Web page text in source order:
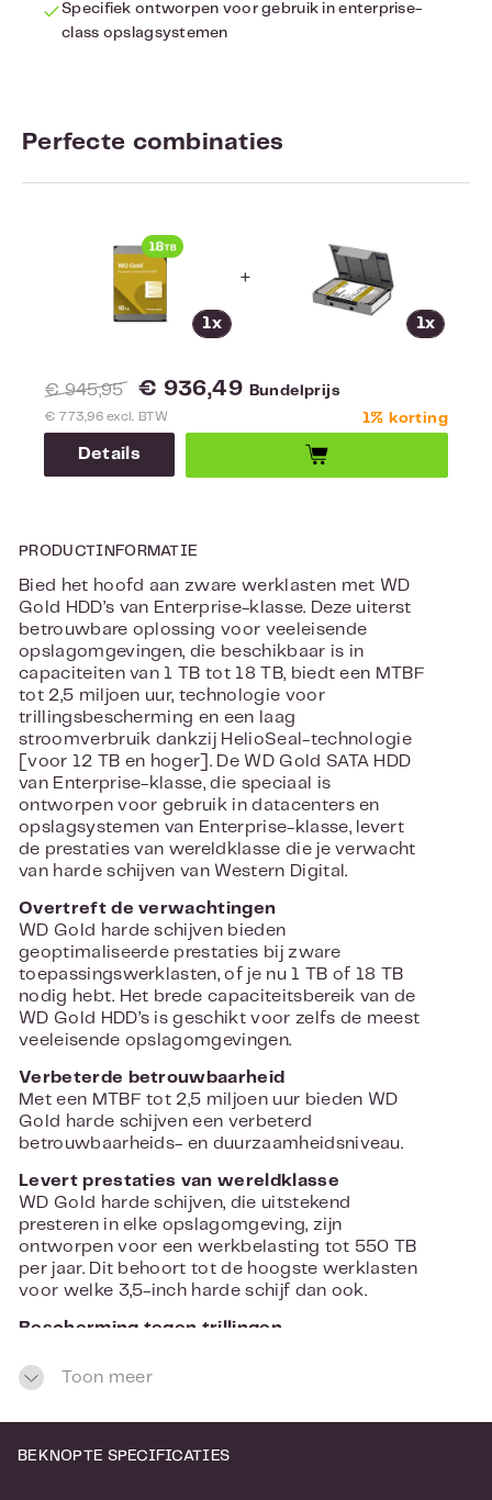
Specifiek ontworpen voor gebruik in enterprise-
class opslagsystemen
Perfecte combinaties
+
1x 1x
€ 945,95 € 936,49 Bundelprijs
€ 773,96 excl. BTW 1% korting
Details
PRODUCTINFORMATIE
Bied het hoofd aan zware werklasten met WD
Gold HDD’s van Enterprise-klasse. Deze uiterst
betrouwbare oplossing voor veeleisende
opslagomgevingen, die beschikbaar is in
capaciteiten van 1 TB tot 18 TB, biedt een MTBF
tot 2,5 miljoen uur, technologie voor
trillingsbescherming en een laag
stroomverbruik dankzij HelioSeal-technologie
[voor 12 TB en hoger]. De WD Gold SATA HDD
van Enterprise-klasse, die speciaal is
ontworpen voor gebruik in datacenters en
opslagsystemen van Enterprise-klasse, levert
de prestaties van wereldklasse die je verwacht
van harde schijven van Western Digital.
Overtreft de verwachtingen
WD Gold harde schijven bieden
geoptimaliseerde prestaties bij zware
toepassingswerklasten, of je nu 1 TB of 18 TB
nodig hebt. Het brede capaciteitsbereik van de
WD Gold HDD’s is geschikt voor zelfs de meest
veeleisende opslagomgevingen.
Verbeterde betrouwbaarheid
Met een MTBF tot 2,5 miljoen uur bieden WD
Gold harde schijven een verbeterd
betrouwbaarheids- en duurzaamheidsniveau.
Levert prestaties van wereldklasse
WD Gold harde schijven, die uitstekend
presteren in elke opslagomgeving, zijn
ontworpen voor een werkbelasting tot 550 TB
per jaar. Dit behoort tot de hoogste werklasten
voor welke 3,5-inch harde schijf dan ook.
Bescherming tegen trillingen
schijf te controleren en zowel lineaire als
rotationele trillingen in real-time te corrigeren
Toon meer
BEKNOPTE SPECIFICATIES